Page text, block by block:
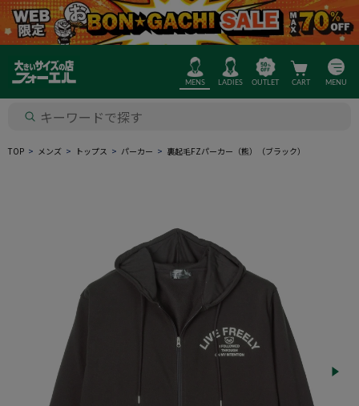
MENS LADIES OUTLET CART MENU
TOP メンズ トップス パーカー 裏起毛FZパーカー（熊）（ブラック）